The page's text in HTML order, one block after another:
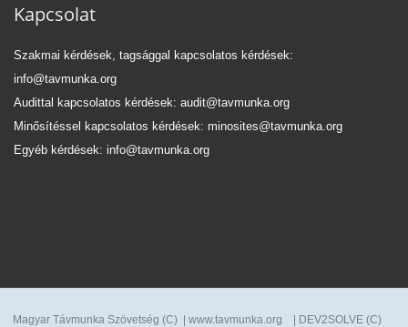
Kapcsolat
Szakmai kérdések, tagsággal kapcsolatos kérdések:
info@tavmunka.org
Audittal kapcsolatos kérdések: audit@tavmunka.org
Minősítéssel kapcsolatos kérdések: minosites@tavmunka.org
Egyéb kérdések: info@tavmunka.org
Magyar Távmunka Szövetség (C) | www.tavmunka.org | DEV2SOLVE (C)